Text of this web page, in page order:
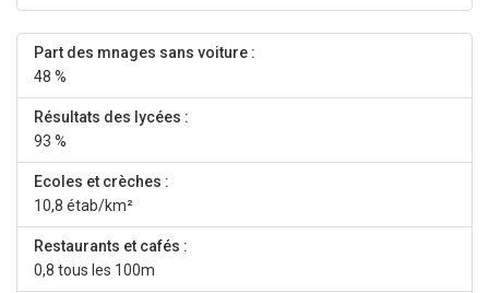
Part des mnages sans voiture :
48 %
Résultats des lycées :
93 %
Ecoles et crèches :
10,8 étab/km²
Restaurants et cafés :
0,8 tous les 100m